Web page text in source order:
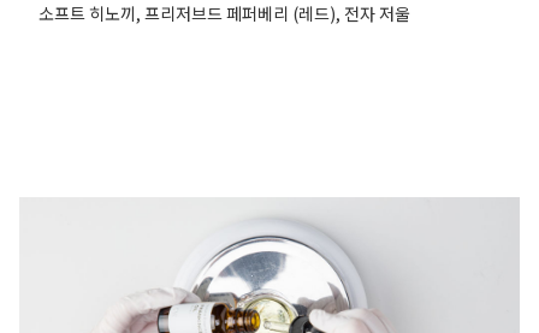
소프트 히노끼, 프리저브드 페퍼베리 (레드), 전자 저울